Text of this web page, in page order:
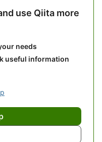
use Qiita more
needs
useful information